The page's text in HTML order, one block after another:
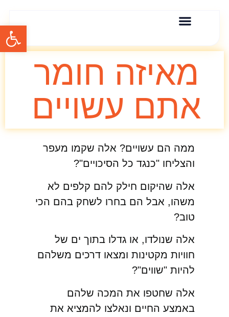
פתח
מאיזה חומר
אתם עשויים
ממה הם עשויים? אלה שקמו מעפר
והצליחו "כנגד כל הסיכויים"?
אלה שהיקום חילק להם קלפים לא
משהו, אבל הם בחרו לשחק בהם הכי
טוב?
אלה שנולדו, או גדלו בתוך ים של
חוויות מקטינות ומצאו דרכים משלהם
להיות "שווים"?
אלה שחטפו את המכה שלהם
באמצע החיים ונאלצו להמציא את